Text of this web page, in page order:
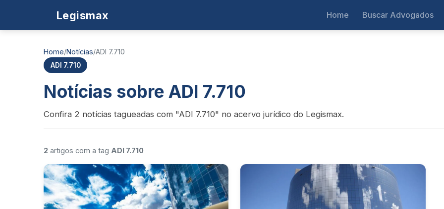
Legismax Home Buscar Advogados
Home/Notícias/ADI 7.710
ADI 7.710
Notícias sobre ADI 7.710
Confira 2 notícias tagueadas com "ADI 7.710" no acervo jurídico do Legismax.
2 artigos com a tag ADI 7.710